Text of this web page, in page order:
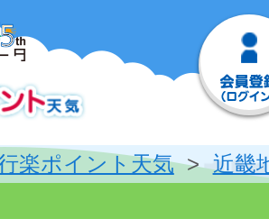
楽ポイント天気 近畿